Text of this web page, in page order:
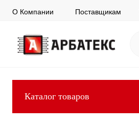
О Компании Поставщикам
Каталог товаров